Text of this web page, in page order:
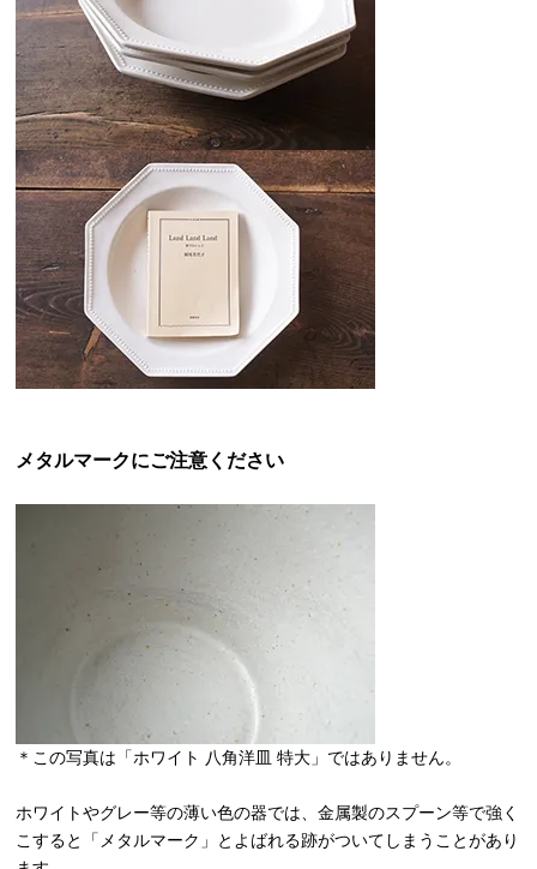
メタルマークにご注意ください
＊この写真は「ホワイト 八角洋皿 特大」ではありません。
ホワイトやグレー等の薄い色の器では、金属製のスプーン等で強く
こすると「メタルマーク」とよばれる跡がついてしまうことがあり